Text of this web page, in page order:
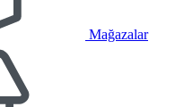
Mağazalar